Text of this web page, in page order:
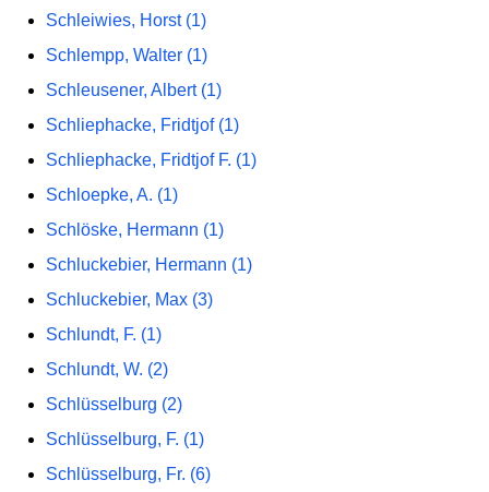
Schleiwies, Horst (1)
Schlempp, Walter (1)
Schleusener, Albert (1)
Schliephacke, Fridtjof (1)
Schliephacke, Fridtjof F. (1)
Schloepke, A. (1)
Schlöske, Hermann (1)
Schluckebier, Hermann (1)
Schluckebier, Max (3)
Schlundt, F. (1)
Schlundt, W. (2)
Schlüsselburg (2)
Schlüsselburg, F. (1)
Schlüsselburg, Fr. (6)